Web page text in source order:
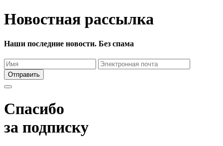
Новостная рассылка
Наши последние новости. Без спама
Отправить
Спасибо
за подписку